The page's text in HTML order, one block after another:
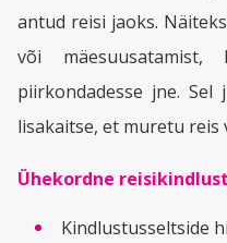
antud reisi jaoks.
või mäesuusatamist,
piirkondadesse jne.
lisakaitse, et muretu reis
Ühekordne
Kindlustusseltside